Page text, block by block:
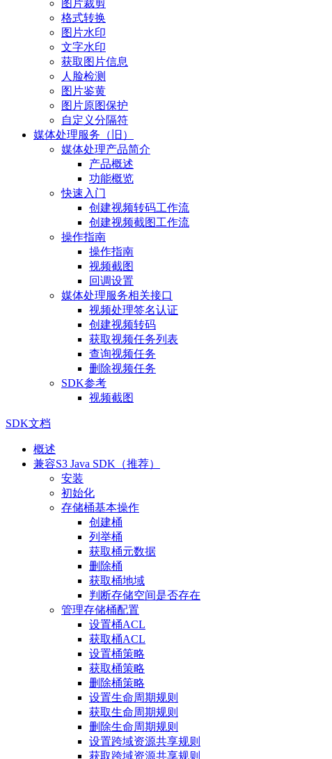
图片裁剪
格式转换
图片水印
文字水印
获取图片信息
人脸检测
图片鉴黄
图片原图保护
自定义分隔符
媒体处理服务（旧）
媒体处理产品简介
产品概述
功能概览
快速入门
创建视频转码工作流
创建视频截图工作流
操作指南
操作指南
视频截图
回调设置
媒体处理服务相关接口
视频处理签名认证
创建视频转码
获取视频任务列表
查询视频任务
删除视频任务
SDK参考
视频截图
SDK文档
概述
兼容S3 Java SDK（推荐）
安装
初始化
存储桶基本操作
创建桶
列举桶
获取桶元数据
删除桶
获取桶地域
判断存储空间是否存在
管理存储桶配置
设置桶ACL
获取桶ACL
设置桶策略
获取桶策略
删除桶策略
设置生命周期规则
获取生命周期规则
删除生命周期规则
设置跨域资源共享规则
获取跨域资源共享规则